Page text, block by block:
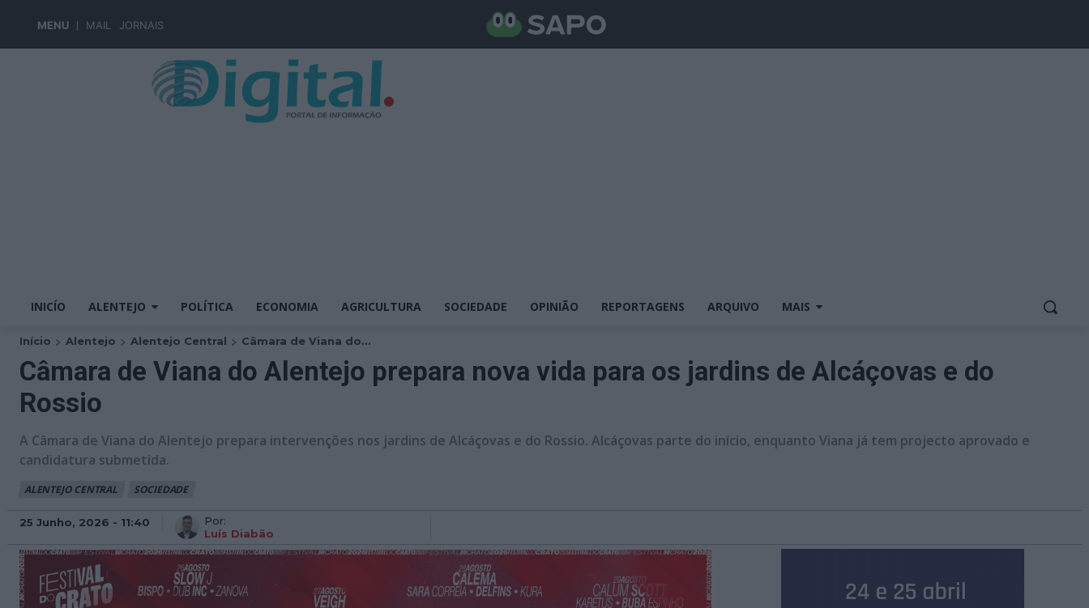
MENU MAIL JORNAIS
INICÍO ALENTEJO POLÍTICA ECONOMIA AGRICULTURA SOCIEDADE OPINIÃO REPORTAGENS ARQUIVO MAIS
Início Alentejo Alentejo Central Câmara de Viana do...
Câmara de Viana do Alentejo prepara nova vida para os jardins de Alcáçovas e do
Rossio
A Câmara de Viana do Alentejo prepara intervenções nos jardins de Alcáçovas e do Rossio. Alcáçovas parte do início, enquanto Viana já tem projecto aprovado e
candidatura submetida.
ALENTEJO CENTRAL SOCIEDADE
25 Junho, 2026 - 11:40
Por:
Luís Diabão